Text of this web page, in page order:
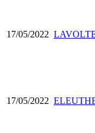
17/05/2022
17/05/2022